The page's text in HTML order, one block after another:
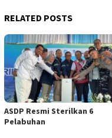
RELATED POSTS
ASDP Resmi Sterilkan 6
Pelabuhan